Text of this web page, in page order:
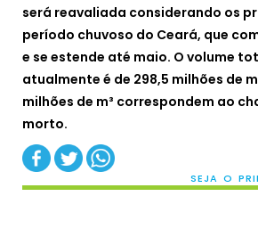
será reavaliada considerando os
período chuvoso do Ceará, que
e se estende até maio. O volume
atualmente é de 298,5 milhões de
milhões de m³ correspondem ao
morto.
SEJA O